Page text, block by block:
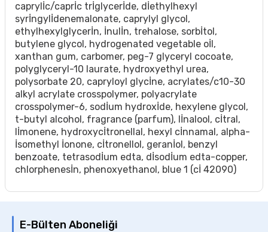
caprylİc/caprİc trİglycerİde, dİethylhexyl
syrİngylİdenemalonate, caprylyl glycol,
ethylhexylglycerİn, İnulİn, trehalose, sorbİtol,
butylene glycol, hydrogenated vegetable oİl,
xanthan gum, carbomer, peg-7 glyceryl cocoate,
polyglyceryl-10 laurate, hydroxyethyl urea,
polysorbate 20, capryloyl glycİne, acrylates/c10-30
alkyl acrylate crosspolymer, polyacrylate
crosspolymer-6, sodİum hydroxİde, hexylene glycol,
t-butyl alcohol, fragrance (parfum), lİnalool, cİtral,
lİmonene, hydroxycİtronellal, hexyl cİnnamal, alpha-
İsomethyl İonone, cİtronellol, geranİol, benzyl
benzoate, tetrasodİum edta, dİsodİum edta-copper,
chlorphenesİn, phenoxyethanol, blue 1 (cİ 42090)
E-Bülten Aboneliği